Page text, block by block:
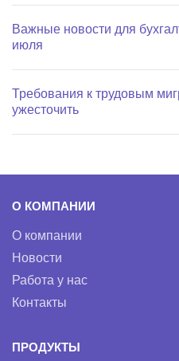
Важные новости для
июля
Требования к трудовым
ужесточить
О КОМПАНИИ
О компании
Новости
Работа у нас
Контакты
ПРОДУКТЫ